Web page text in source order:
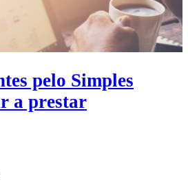
pelo Simples
a prestar